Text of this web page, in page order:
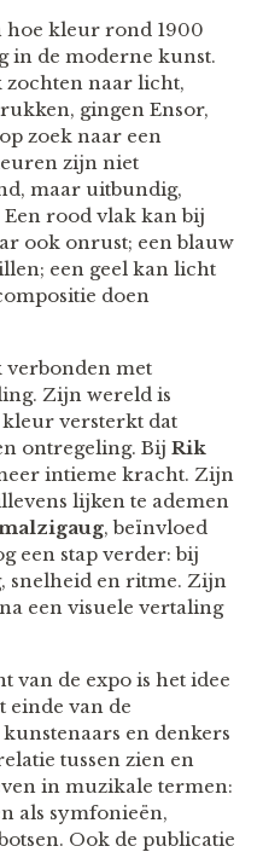
hoe kleur rond 1900
in de moderne kunst.
zochten naar licht,
gingen Ensor,
zoek naar een
zijn niet
maar uitbundig,
rood vlak kan bij
ook onrust; een blauw
een geel kan licht
doen
met
Zijn wereld is
kleur versterkt dat
ontregeling. Bij Rik
intieme kracht. Zijn
lijken te ademen
, beïnvloed
een stap verder: bij
snelheid en ritme. Zijn
een visuele vertaling
van de expo is het idee
einde van de
en denkers
tussen zien en
in muzikale termen:
als symfonieën,
Ook de publicatie